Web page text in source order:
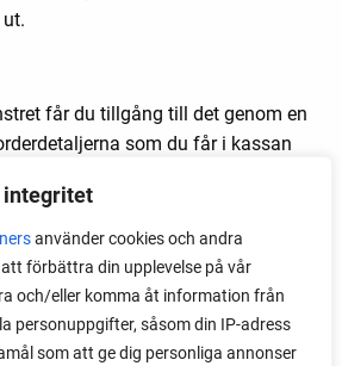
integritet
använder cookies och andra
förbättra din upplevelse på vår
och/eller komma åt information från
personuppgifter, såsom din IP-adress
som att ge dig personliga annonser
får du tillgång till det genom en
som du får i kassan
DITT KONTO på sarabackmo.se,
till vänster och sedan klickar VISA
länken igen. Missa inte det! Obs!
kopiera länken och klistra in den i
gärna länken som ett bokmärke på
kunna hitta tillbaka.